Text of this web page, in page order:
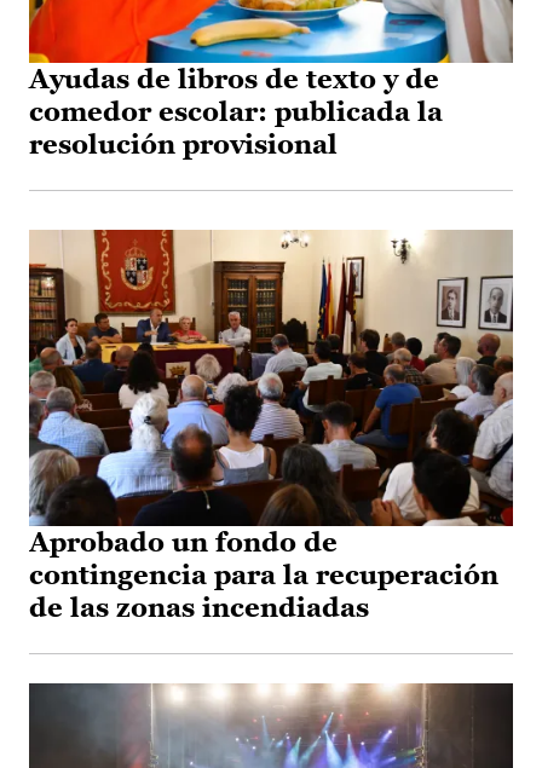
Ayudas de libros de texto y de
comedor escolar: publicada la
resolución provisional
Aprobado un fondo de
contingencia para la recuperación
de las zonas incendiadas